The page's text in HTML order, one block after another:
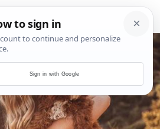
Sign in with Google